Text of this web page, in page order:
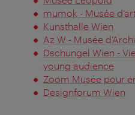
mumok - Musée
Kunsthalle Wien
Az W - Musée
Dschungel Wien -
young audience
Zoom Musée pour
Designforum Wien